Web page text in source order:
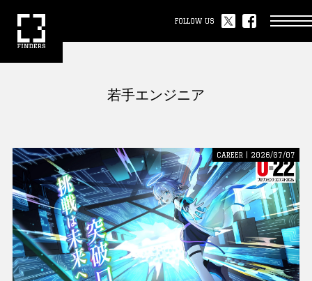
FOLLOW US
若手エンジニア
CAREER | 2026/07/07